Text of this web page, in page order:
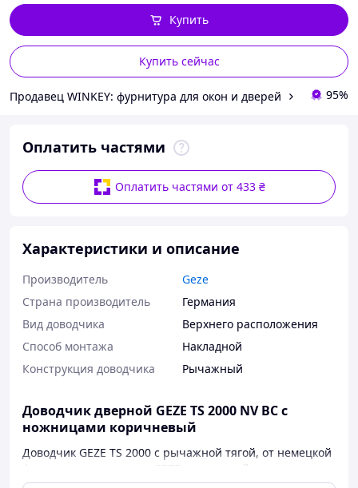
Купить сейчас
Купить
Продавец WINKEY: фурнитура для окон и дверей 95%
Оплатить частями
Оплатить частями от 433 ₴
Характеристики и описание
Производитель
Geze
Страна производитель
Германия
Вид доводчика
Верхнего расположения
Способ монтажа
Накладной
Конструкция доводчика
Рычажный
Доводчик дверной GEZE TS 2000 NV BC с
ножницами коричневый
Доводчик GEZE TS 2000 с рычажной тягой, от немецкой
фирмы-производителя GEZE - это устройство,
предназначенное для крепления на двери сверху, на